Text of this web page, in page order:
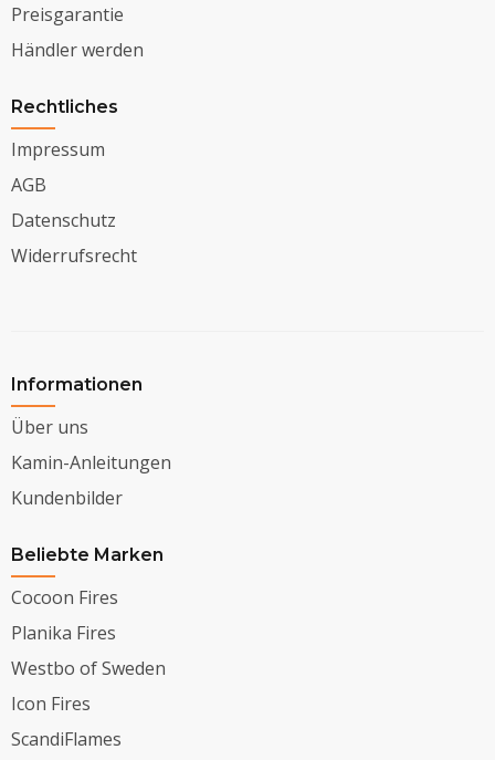
Preisgarantie
Händler werden
Rechtliches
Impressum
AGB
Datenschutz
Widerrufsrecht
Informationen
Über uns
Kamin-Anleitungen
Kundenbilder
Beliebte Marken
Cocoon Fires
Planika Fires
Westbo of Sweden
Icon Fires
ScandiFlames